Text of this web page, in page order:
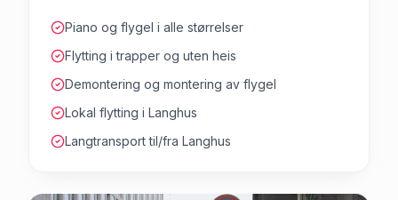
Piano og flygel i alle størrelser
Flytting i trapper og uten heis
Demontering og montering av flygel
Lokal flytting i Langhus
Langtransport til/fra Langhus